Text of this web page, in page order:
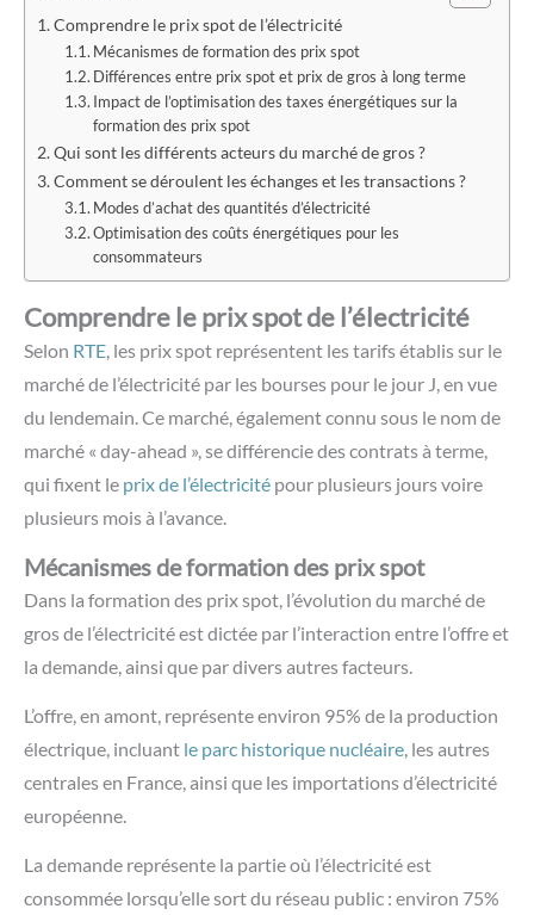
Comprendre le prix spot de l’électricité
Mécanismes de formation des prix spot
Différences entre prix spot et prix de gros à long terme
Impact de l’optimisation des taxes énergétiques sur la
formation des prix spot
Qui sont les différents acteurs du marché de gros ?
Comment se déroulent les échanges et les transactions ?
Modes d’achat des quantités d’électricité
Optimisation des coûts énergétiques pour les
consommateurs
Comprendre le prix spot de l’électricité
Selon RTE, les prix spot représentent les tarifs établis sur le
marché de l’électricité par les bourses pour le jour J, en vue
du lendemain. Ce marché, également connu sous le nom de
marché « day-ahead », se différencie des contrats à terme,
qui fixent le prix de l’électricité pour plusieurs jours voire
plusieurs mois à l’avance.
Mécanismes de formation des prix spot
Dans la formation des prix spot, l’évolution du marché de
gros de l’électricité est dictée par l’interaction entre l’offre et
la demande, ainsi que par divers autres facteurs.
L’offre, en amont, représente environ 95% de la production
électrique, incluant le parc historique nucléaire , les autres
centrales en France, ainsi que les importations d’électricité
européenne.
La demande représente la partie où l’électricité est
consommée lorsqu’elle sort du réseau public : environ 75%